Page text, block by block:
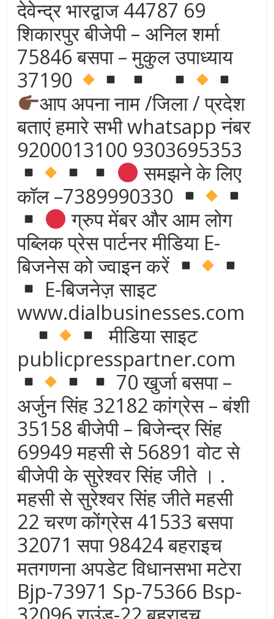
देवेन्द्र भारद्वाज 44787 69
शिकारपुर बीजेपी – अनिल शर्मा
75846 बसपा – मुकुल उपाध्याय
37190
आप अपना नाम /जिला / प्रदेश
बताएं हमारे सभी whatsapp नंबर
9200013100 9303695353
समझने के लिए
कॉल –7389990330
ग्रुप मेंबर और आम लोग
पब्लिक प्रेस पार्टनर मीडिया E-
बिजनेस को ज्वाइन करें
E-बिजनेज़ साइट
www.dialbusinesses.com
मीडिया साइट
publicpresspartner.com
70 खुर्जा बसपा –
अर्जुन सिंह 32182 कांग्रेस – बंशी
35158 बीजेपी – बिजेन्द्र सिंह
69949 महसी से 56891 वोट से
बीजेपी के सुरेश्वर सिंह जीते । .
महसी से सुरेश्वर सिंह जीते महसी
22 चरण कोंग्रेस 41533 बसपा
32071 सपा 98424 बहराइच
मतगणना अपडेट विधानसभा मटेरा
Bjp-73971 Sp-75366 Bsp-